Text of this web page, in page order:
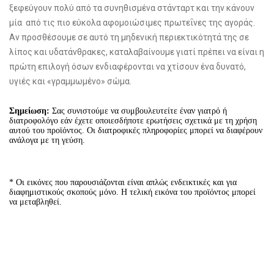
ξεφεύγουν πολύ από τα συνηθισμένα στάνταρτ και την κάνουν
μία από τις πιο εύκολα αφομοιώσιμες πρωτεΐνες της αγοράς.
Αν προσθέσουμε σε αυτό τη μηδενική περιεκτικότητά της σε
λίπος και υδατάνθρακες, καταλαβαίνουμε γιατί πρέπει να είναι η
πρώτη επιλογή όσων ενδιαφέρονται να χτίσουν ένα δυνατό,
υγιές και «γραμμωμένο» σώμα.
Σημείωση: Σας συνιστούμε να συμβουλευτείτε έναν γιατρό ή
διατροφολόγο εάν έχετε οποιεσδήποτε ερωτήσεις σχετικά με τη χρήση
αυτού του προϊόντος. Οι διατροφικές πληροφορίες μπορεί να διαφέρουν
ανάλογα με τη γεύση.
* Οι εικόνες που παρουσιάζονται είναι απλώς ενδεικτικές και για
διαφημιστικούς σκοπούς μόνο. Η τελική εικόνα του προϊόντος μπορεί
να μεταβληθεί.